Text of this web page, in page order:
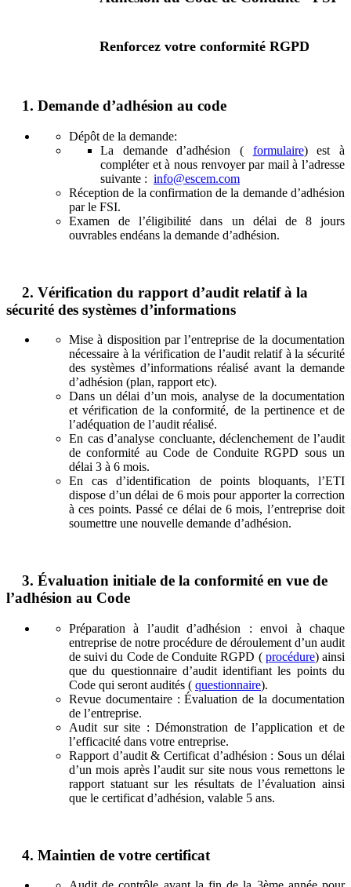
Renforcez votre conformité RGPD
1. Demande d’adhésion au code
Dépôt de la demande:
La demande d’adhésion (
formulaire) est à
compléter et à nous renvoyer par mail à l’adresse
suivante : info@escem.com
Réception de la confirmation de la demande d’adhésion
par le FSI.
Examen de l’éligibilité dans un délai de 8 jours
ouvrables endéans la demande d’adhésion.
2. Vérification du rapport d’audit relatif à la
sécurité des systèmes d’informations
Mise à disposition par l’entreprise de la documentation
nécessaire à la vérification de l’audit relatif à la sécurité
des systèmes d’informations réalisé avant la demande
d’adhésion (plan, rapport etc).
Dans un délai d’un mois, analyse de la documentation
et vérification de la conformité, de la pertinence et de
l’adéquation de l’audit réalisé.
En cas d’analyse concluante, déclenchement de l’audit
de conformité au Code de Conduite RGPD sous un
délai 3 à 6 mois.
En cas d’identification de points bloquants, l’ETI
dispose d’un délai de 6 mois pour apporter la correction
à ces points. Passé ce délai de 6 mois, l’entreprise doit
soumettre une nouvelle demande d’adhésion.
3. Évaluation initiale de la conformité en vue de
l’adhésion au Code
Préparation à l’audit d’adhésion : envoi à chaque
entreprise de notre procédure de déroulement d’un audit
de suivi du Code de Conduite RGPD ( procédure) ainsi
que du questionnaire d’audit identifiant les points du
Code qui seront audités ( questionnaire).
Revue documentaire : Évaluation de la documentation
de l’entreprise.
Audit sur site : Démonstration de l’application et de
l’efficacité dans votre entreprise.
Rapport d’audit & Certificat d’adhésion : Sous un délai
d’un mois après l’audit sur site nous vous remettons le
rapport statuant sur les résultats de l’évaluation ainsi
que le certificat d’adhésion, valable 5 ans.
4. Maintien de votre certificat